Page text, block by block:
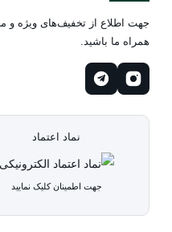
جهت اطلاع از تخفیف‌های ویژه و
همراه ما باشید.
نماد اعتماد
جهت اطمینان کلیک نمایید